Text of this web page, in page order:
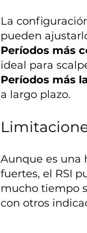
La
pueden
Períodos más
ideal para
Períodos más
a largo plazo.
Aunque es una
fuertes, el RSI
mucho tiempo
con otros